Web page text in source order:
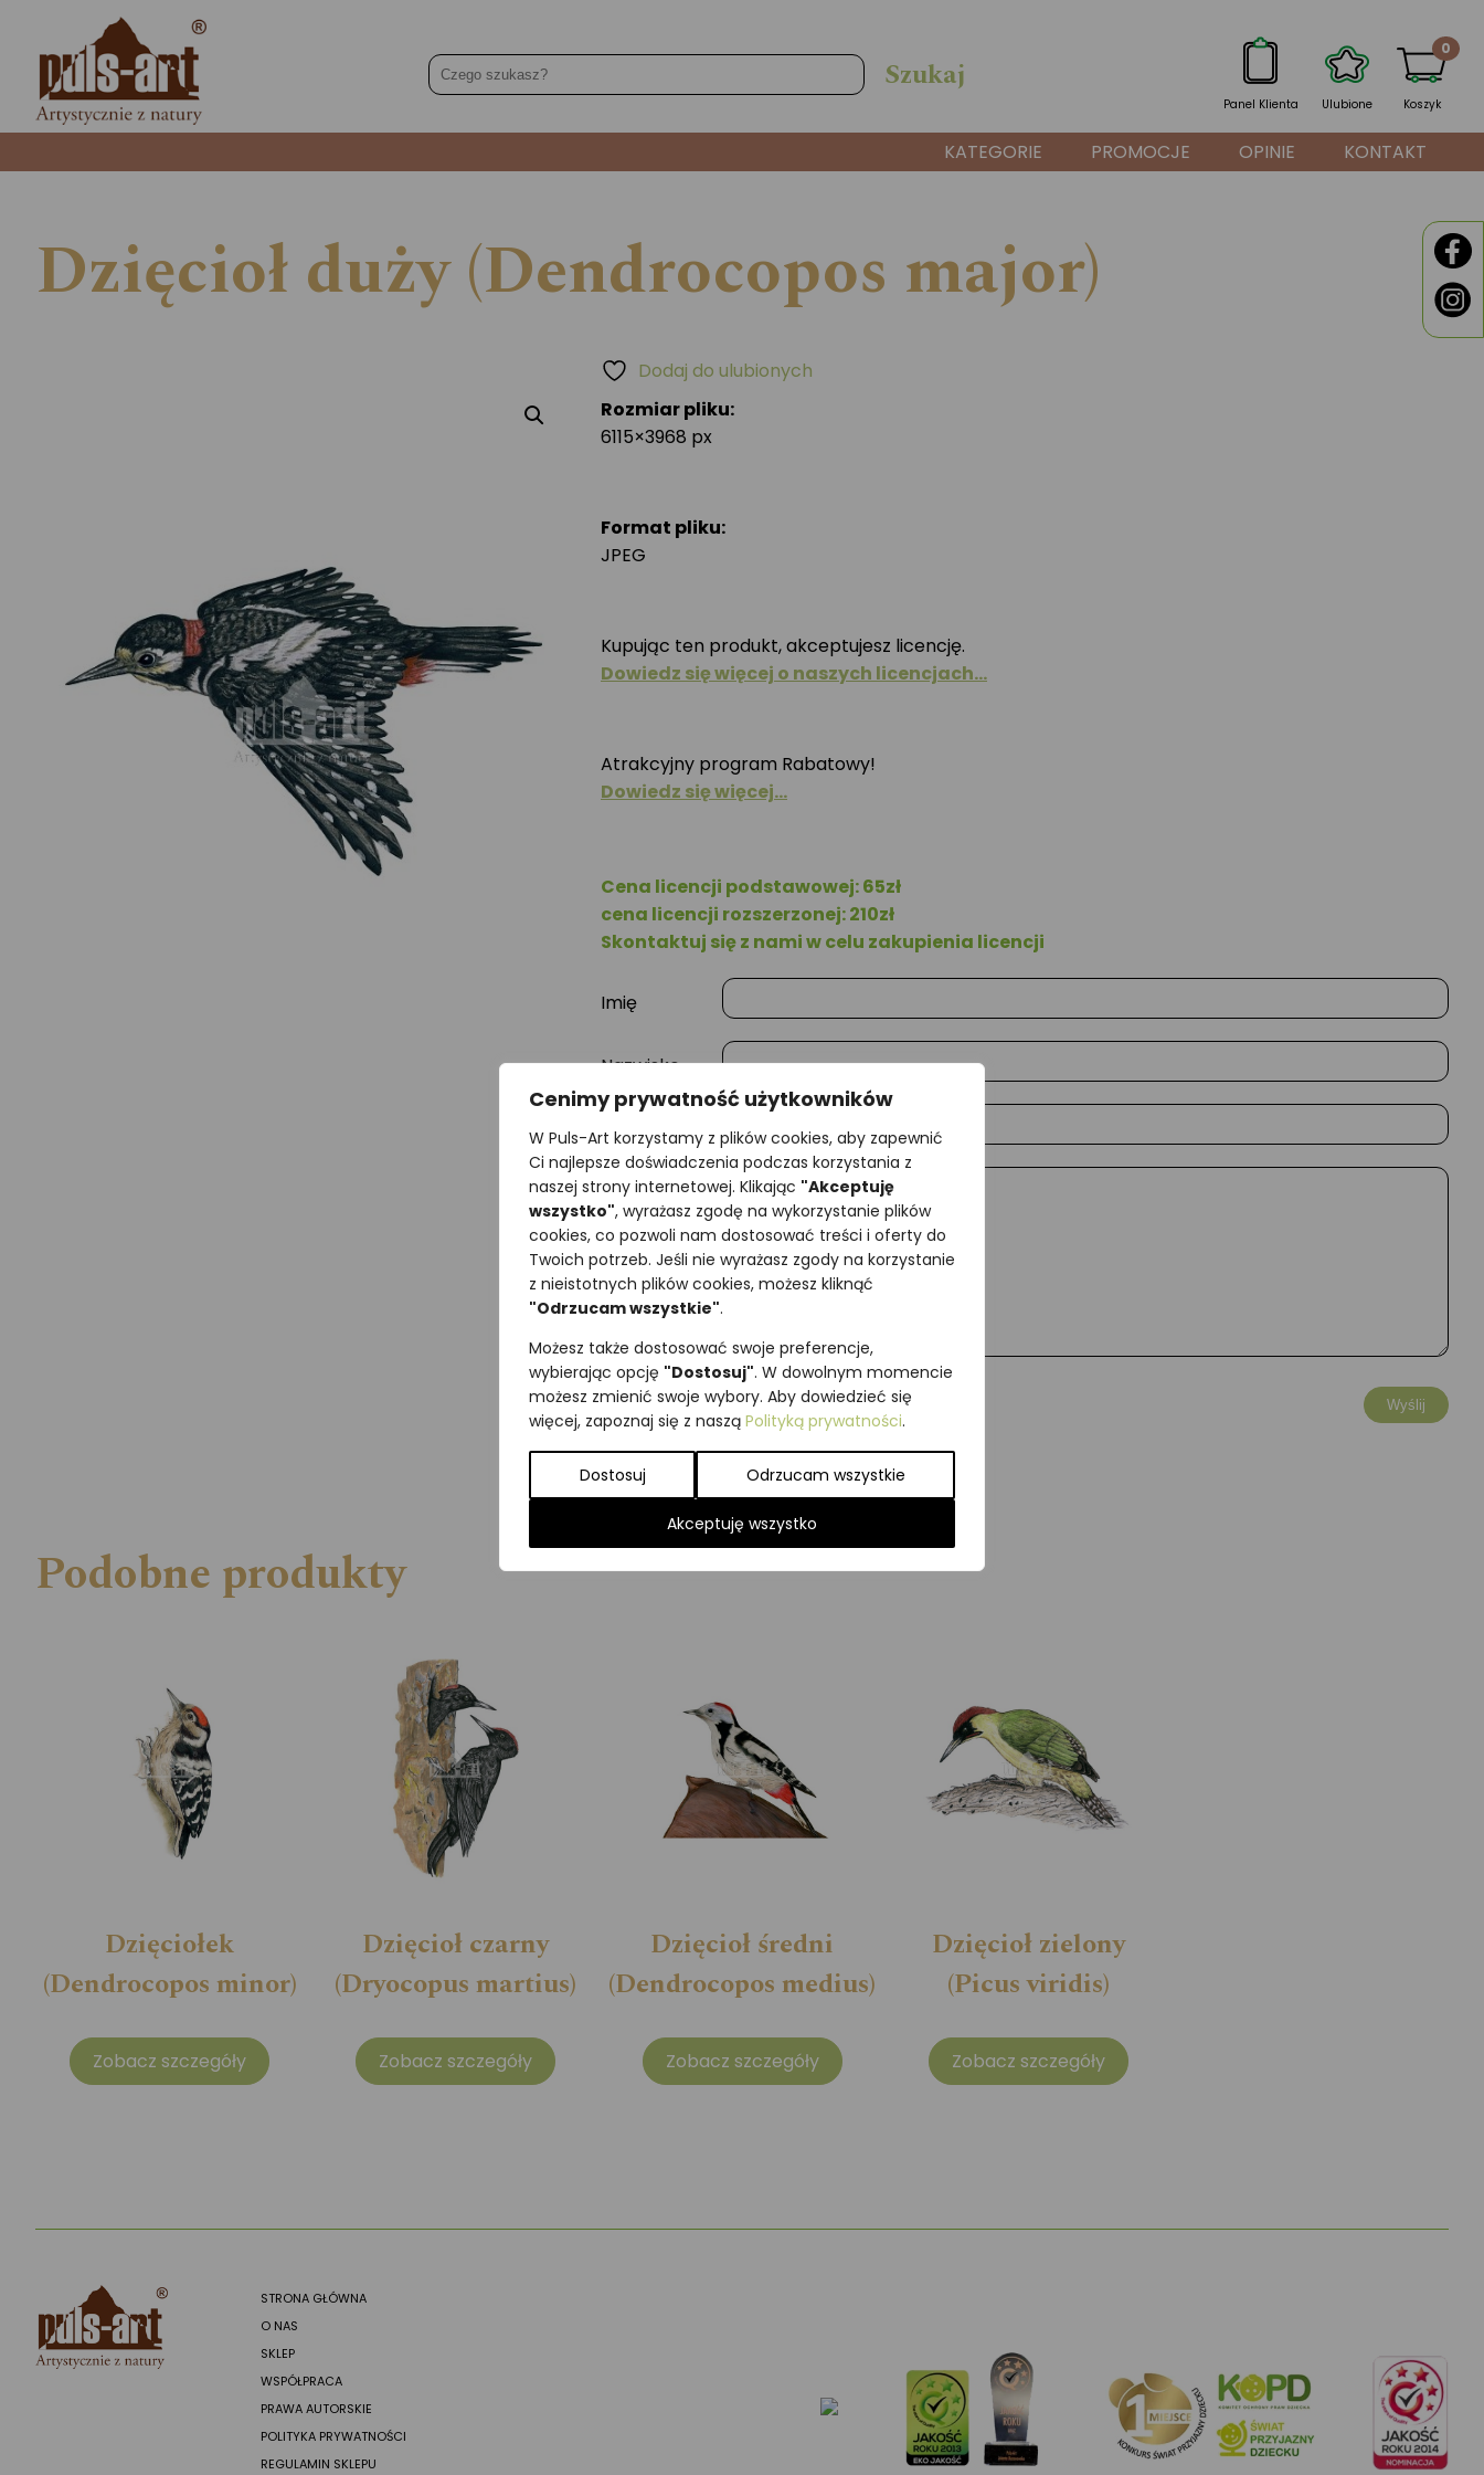
Cenimy prywatność użytkowników
W Puls-Art korzystamy z plików cookies, aby zapewnić
Ci najlepsze doświadczenia podczas korzystania z
naszej strony internetowej. Klikając "Akceptuję
wszystko", wyrażasz zgodę na wykorzystanie plików
cookies, co pozwoli nam dostosować treści i oferty do
Twoich potrzeb. Jeśli nie wyrażasz zgody na korzystanie
z nieistotnych plików cookies, możesz kliknąć
"Odrzucam wszystkie".
Możesz także dostosować swoje preferencje,
wybierając opcję "Dostosuj". W dowolnym momencie
możesz zmienić swoje wybory. Aby dowiedzieć się
więcej, zapoznaj się z naszą Polityką prywatności.
Dostosuj Odrzucam wszystkie
Akceptuję wszystko
Panel Klienta Ulubione Koszyk
0
KATEGORIE PROMOCJE OPINIE KONTAKT
Dzięcioł duży (Dendrocopos major)
Rozmiar pliku:
6115×3968 px
Format pliku:
JPEG
Kupując ten produkt, akceptujesz licencję.
Dowiedz się więcej o naszych licencjach…
Atrakcyjny program Rabatowy!
Dowiedz się więcej…
Cena licencji podstawowej: 65zł
cena licencji rozszerzonej: 210zł
Skontaktuj się z nami w celu zakupienia licencji
Imię
Nazwisko
E-mail
Wiadomość
Dodaj do ulubionych
Najniższa cena z ostatnich 30 dni:65,00zł
SKU:Brak danych
Kategorie:Dzięcioły,ILUSTRACJE,Ptaki
Podobne produkty
Dzięciołek
(Dendrocopos minor)
Zobacz szczegóły
Dzięcioł czarny
(Dryocopus martius)
Zobacz szczegóły
Dzięcioł średni
(Dendrocopos medius)
Zobacz szczegóły
Dzięcioł zielony
(Picus viridis)
Zobacz szczegóły
STRONA GŁÓWNA
O NAS
SKLEP
WSPÓŁPRACA
PRAWA AUTORSKIE
POLITYKA PRYWATNOŚCI
REGULAMIN SKLEPU